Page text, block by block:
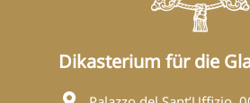
Dikasterium für die